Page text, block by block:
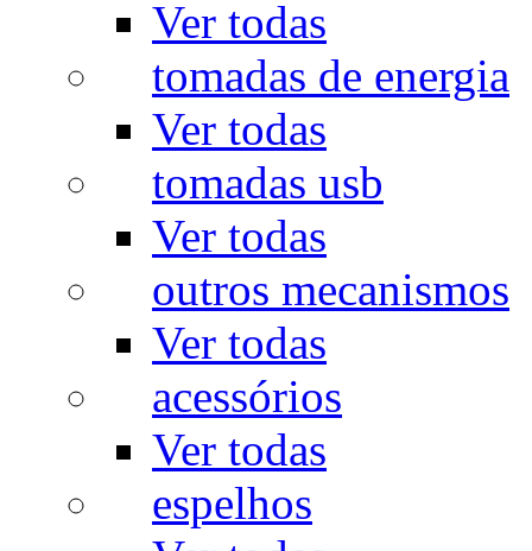
Ver todas
tomadas de energia
Ver todas
tomadas usb
Ver todas
outros mecanismos
Ver todas
acessórios
Ver todas
espelhos